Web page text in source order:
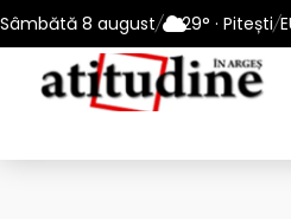
Sâmbătă 8 august/ 29° · Pitești/
Pitești: 10 – 13 august 2026